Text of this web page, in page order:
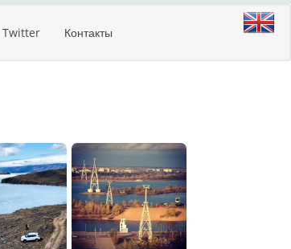
Twitter Контакты